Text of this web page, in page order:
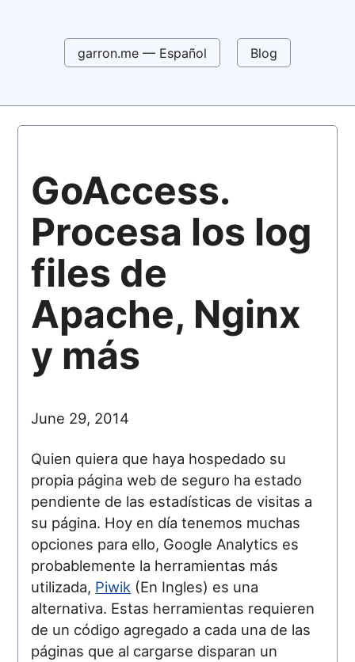
garron.me — Español Blog
GoAccess.
Procesa los log
files de
Apache, Nginx
y más
June 29, 2014
Quien quiera que haya hospedado su
propia página web de seguro ha estado
pendiente de las estadísticas de visitas a
su página. Hoy en día tenemos muchas
opciones para ello, Google Analytics es
probablemente la herramientas más
utilizada, Piwik (En Ingles) es una
alternativa. Estas herramientas requieren
de un código agregado a cada una de las
páginas que al cargarse disparan un